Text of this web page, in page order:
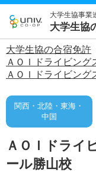
大学生協事業
大学生協
大学生協の合宿免許
ＡＯＩドライビング
ＡＯＩドライビング
関西・北陸・東海・
中国
ＡＯＩドライ
ール勝山校